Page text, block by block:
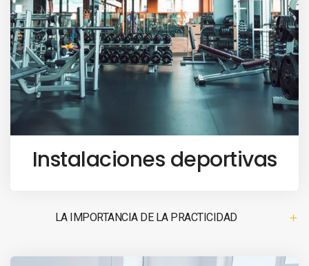
Instalaciones deportivas
LA IMPORTANCIA DE LA PRACTICIDAD